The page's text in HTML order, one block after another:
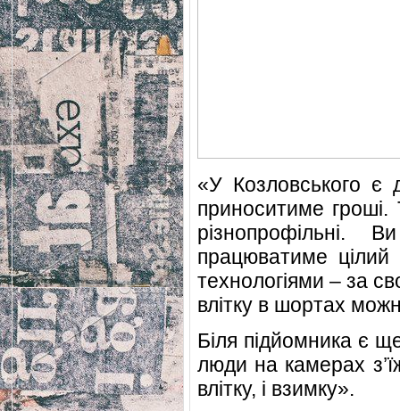
«У Козловського є
приноситиме гроші.
різнопрофільні.
працюватиме
технологіями – за
влітку в шортах
Біля підйомника є
люди на камерах
влітку, і взимку».